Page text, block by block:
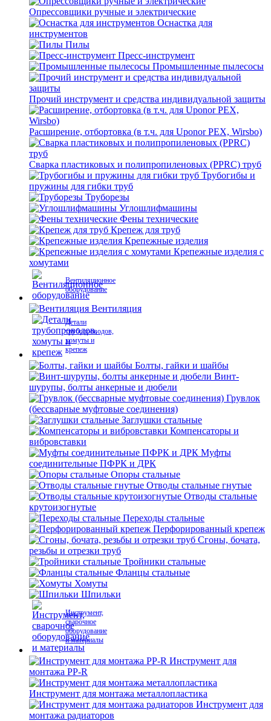
Опрессовщики ручные и электрические
Оснастка для
инструментов
Пилы
Пресс-инструмент
Промышленные пылесосы
Прочий инструмент и средства индивидуальной защиты
Расширение, отбортовка (в т.ч. для Uponor PEX, Wirsbo)
Сварка пластиковых и полипропиленовых (PPRC) труб
Трубогибы и
пружины для гибки труб
Труборезы
Углошлифмашины
Фены технические
Крепеж для труб
Крепежные изделия
Крепежные изделия с
хомутами
Вентиляционное
оборудование
Вентиляция
Детали
трубопроводов,
хомуты и
крепеж
Болты, гайки и шайбы
Винт-
шурупы, болты анкерные и дюбели
Грувлок
(бессварные муфтовые соединения)
Заглушки стальные
Компенсаторы и
вибровставки
Муфты
соединительные ПФРК и ДРК
Опоры стальные
Отводы стальные гнутые
Отводы стальные
крутоизогнутые
Переходы стальные
Перфорированный крепеж
Сгоны, бочата,
резьбы и отрезки труб
Тройники стальные
Фланцы стальные
Хомуты
Шпильки
Инструмент,
сварочное
оборудование
и материалы
Инструмент для
монтажа PP-R
Инструмент для монтажа металлопластика
Инструмент для
монтажа радиаторов